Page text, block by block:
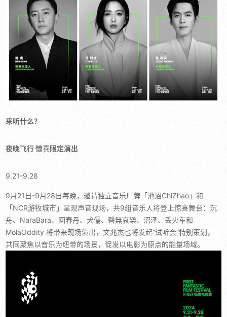
来听什么？
夜晚飞行 惊喜限定演出
9.21-9.28
9月21日-9月28日每晚，邀请独立音乐厂牌「池沼ChiZhao」和
「NCR游牧城市」呈现声音现场，共9组音乐人将登上惊喜舞台：沉
舟、NaraBara、回春丹、犬儒、聲無哀樂、沼泽、丢火车和
MolaOddity 将带来现场演出，文兆杰也将发起“试听会”特别策划，
共同聚焦以音乐为纽带的场景，促发以电影为原点的能量场域。